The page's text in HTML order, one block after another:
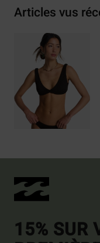
Articles vus
15% SUR